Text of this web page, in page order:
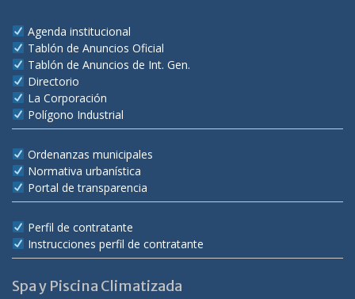
Agenda institucional
Tablón de Anuncios Oficial
Tablón de Anuncios de Int. Gen.
Directorio
La Corporación
Polígono Industrial
Ordenanzas municipales
Normativa urbanística
Portal de transparencia
Perfil de contratante
Instrucciones perfil de contratante
Spa y Piscina Climatizada